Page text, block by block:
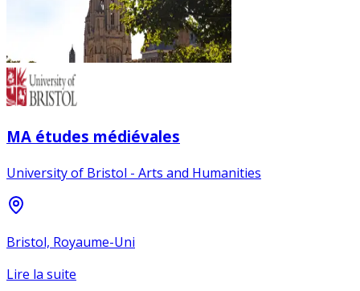
MA études médiévales
University of Bristol - Arts and Humanities
Bristol, Royaume-Uni
Lire la suite